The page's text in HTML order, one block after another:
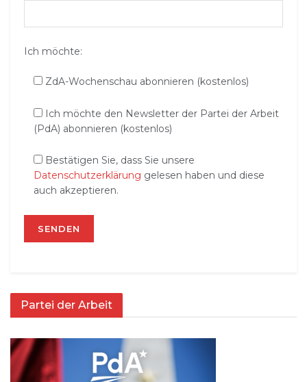
Ich möchte:
ZdA-Wochenschau abonnieren (kostenlos)
Ich möchte den Newsletter der Partei der Arbeit
(PdA) abonnieren (kostenlos)
Bestätigen Sie, dass Sie unsere
Datenschutzerklärung gelesen haben und diese
auch akzeptieren.
Partei der Arbeit